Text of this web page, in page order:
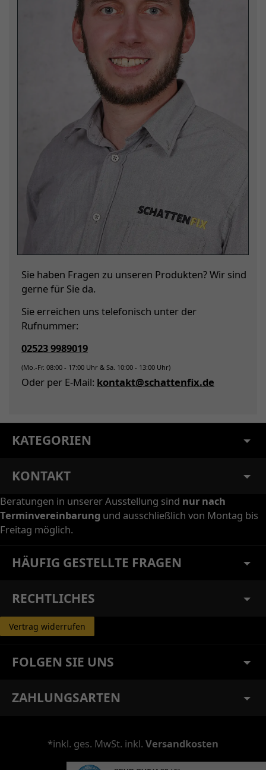
Sie haben Fragen zu unseren Produkten? Wir sind
gerne für Sie da.
Sie erreichen uns telefonisch unter der
Rufnummer:
02523 9989019
(Mo.-Fr. 08:00 - 17:00 Uhr & Sa. 10:00 - 13:00 Uhr)
Oder per E-Mail: kontakt@schattenfix.de
KATEGORIEN
KONTAKT
Beratungen in unserer Ausstellung sind nur nach
Terminvereinbarung und ausschließlich von Montag bis
Freitag möglich.
HÄUFIG GESTELLTE FRAGEN
RECHTLICHES
Vertrag widerrufen
FOLGEN SIE UNS
ZAHLUNGSARTEN
*inkl. ges. MwSt. inkl. Versandkosten